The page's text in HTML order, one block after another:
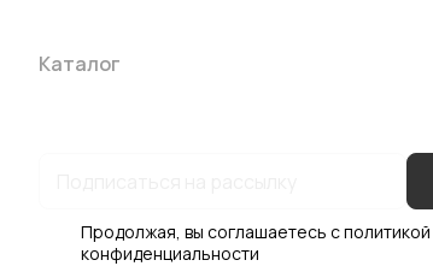
Каталог
Продолжая, вы соглашаетесь сполитикой
конфиденциальности